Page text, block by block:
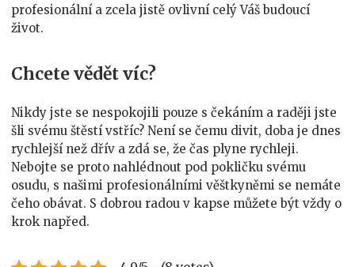
profesionální a zcela jistě ovlivní celý Váš budoucí
život.
Chcete vědět víc?
Nikdy jste se nespokojili pouze s čekáním a raději jste
šli svému štěstí vstříc? Není se čemu divit, doba je dnes
rychlejší než dřív a zdá se, že čas plyne rychleji.
Nebojte se proto nahlédnout pod pokličku svému
osudu, s našimi profesionálními věštkyněmi se nemáte
čeho obávat. S dobrou radou v kapse můžete být vždy o
krok napřed.